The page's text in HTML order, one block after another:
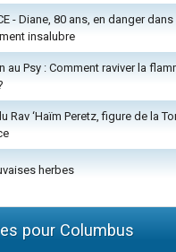
- Diane, 80 ans, en danger dans
insalubre
au Psy : Comment raviver la
Rav ‘Haïm Peretz, figure de la
herbes
pour Columbus